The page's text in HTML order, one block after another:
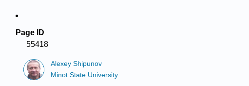
Page ID
55418
Alexey Shipunov
Minot State University